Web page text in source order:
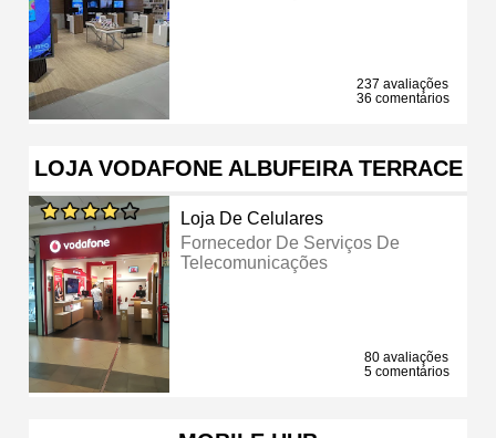
237 avaliações
36 comentários
LOJA VODAFONE ALBUFEIRA TERRACE
Loja De Celulares
Fornecedor De Serviços De
Telecomunicações
80 avaliações
5 comentários